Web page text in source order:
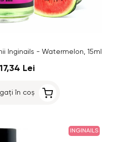
Inginails - Watermelon, 15ml
17,34 Lei
în coș
INGINAILS